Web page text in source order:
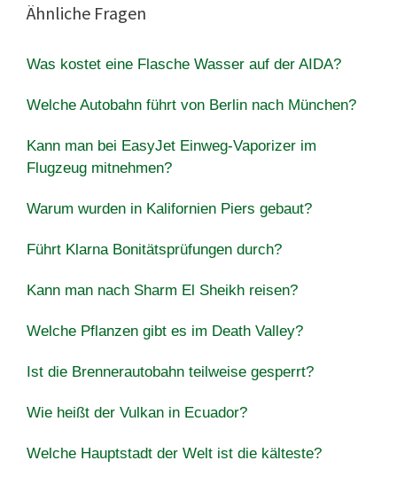
Ähnliche Fragen
Was kostet eine Flasche Wasser auf der AIDA?
Welche Autobahn führt von Berlin nach München?
Kann man bei EasyJet Einweg-Vaporizer im
Flugzeug mitnehmen?
Warum wurden in Kalifornien Piers gebaut?
Führt Klarna Bonitätsprüfungen durch?
Kann man nach Sharm El Sheikh reisen?
Welche Pflanzen gibt es im Death Valley?
Ist die Brennerautobahn teilweise gesperrt?
Wie heißt der Vulkan in Ecuador?
Welche Hauptstadt der Welt ist die kälteste?